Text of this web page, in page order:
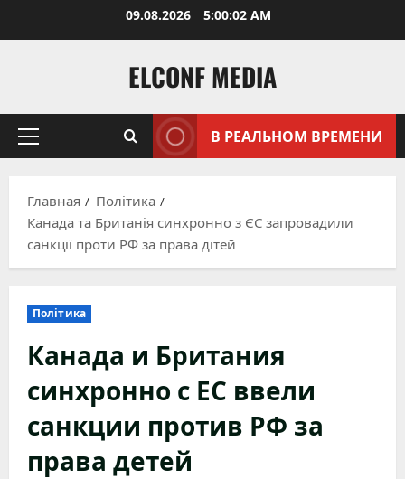
09.08.2026 5:00:03 AM
ELCONF MEDIA
Основное
В РЕАЛЬНОМ ВРЕМЕНИ
Главная
Політика
Канада та Британія синхронно з ЄС запровадили
санкції проти РФ за права дітей
Політика
Канада и Британия
синхронно с ЕС ввели
санкции против РФ за
права детей